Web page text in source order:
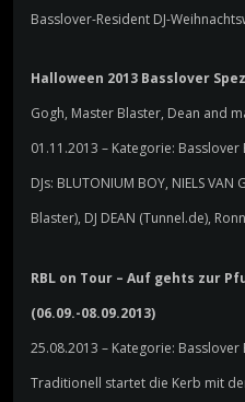
Basslover-Resident DJ-
Halloween 2013 Basslover
Gogh, Master Blaster, Dean and
01.11.2013 – Kategorie: Basslover
DJs: BLUTONIUM BOY, NIELS
Blaster), DJ DEAN (Tunnel.de),
RBL on Tour – Auf gehts zur
(06.09.-08.09.2013)
25.08.2013 – Kategorie: Basslover
Traditionell startet die Kerb mit